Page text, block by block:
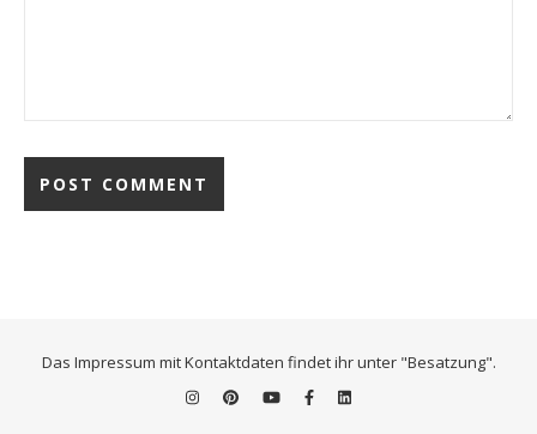
Das Impressum mit Kontaktdaten findet ihr unter "Besatzung".